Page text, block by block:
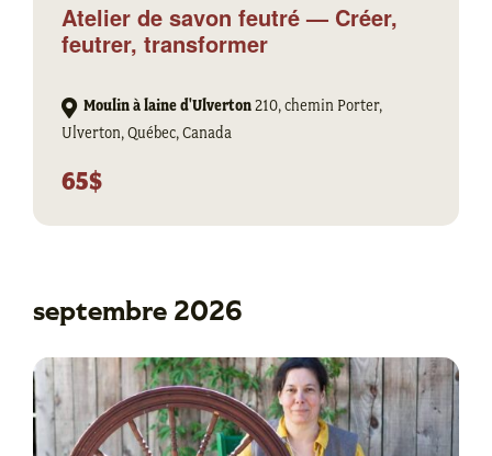
Atelier de savon feutré — Créer,
feutrer, transformer
Moulin à laine d'Ulverton210, chemin Porter,
Ulverton, Québec, Canada
65$
septembre 2026